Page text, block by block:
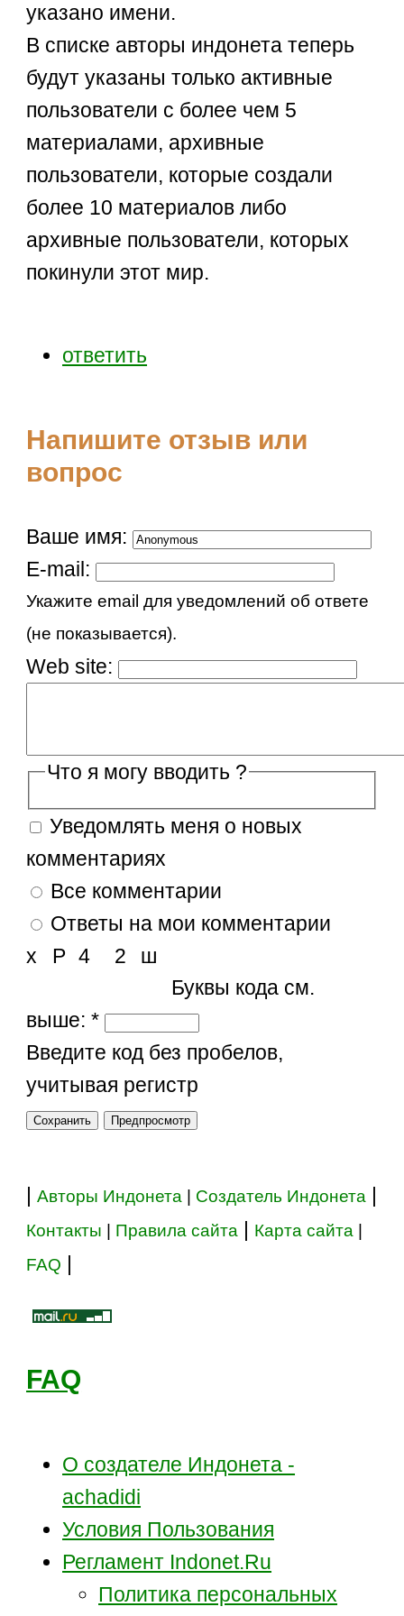
указано имени.
В списке авторы индонета теперь
будут указаны только активные
пользователи с более чем 5
материалами, архивные
пользователи, которые создали
более 10 материалов либо
архивные пользователи, которых
покинули этот мир.
ответить
Напишите отзыв или
вопрос
Ваше имя:
E-mail:
Укажите email для уведомлений об ответе
(не показывается).
Web site:
Что я могу вводить ?
Уведомлять меня о новых
комментариях
Все комментарии
Ответы на мои комментарии
х
Р 4 2
ш
Буквы кода см.
выше:*
Введите код без пробелов,
учитывая регистр
|Авторы Индонета Создатель Индонета |
Контакты Правила сайта | Карта сайта
FAQ |
FAQ
О создателе Индонета -
achadidi
Условия Пользования
Регламент Indonet.Ru
Политика персональных